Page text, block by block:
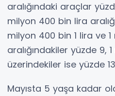
aralığındaki araçlar
milyon 400 bin lira
milyon 400 bin 1 lira ve
aralığındakiler yüzde 9,
üzerindekiler ise yüzde
Mayısta 5 yaşa kadar